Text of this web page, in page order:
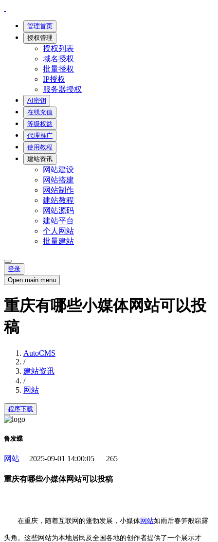
管理首页
授权管理
授权列表
域名授权
批量授权
IP授权
服务器授权
AI密钥
在线充值
等级权益
代理推广
使用教程
建站资讯
网站建设
网站搭建
网站制作
建站教程
网站源码
建站平台
个人网站
批量建站
登录
Open main menu
重庆有哪些小媒体网站可以投
稿
AutoCMS
/
建站资讯
/
网站
程序下载
鲁发蝶
网站 2025-09-01 14:00:05 265
重庆有哪些小媒体网站可以投稿
在重庆，随着互联网的蓬勃发展，小媒体网站如雨后春笋般崭露
头角。这些网站为本地居民及全国各地的创作者提供了一个展示才